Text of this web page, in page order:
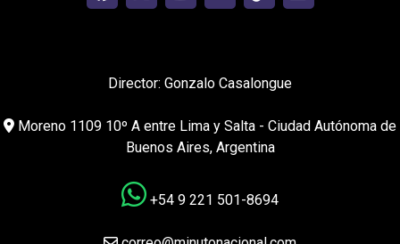
Director: Gonzalo Casalongue
Moreno 1109 10º A entre Lima y Salta - Ciudad Autónoma de
Buenos Aires, Argentina
+54 9 221 501-8694